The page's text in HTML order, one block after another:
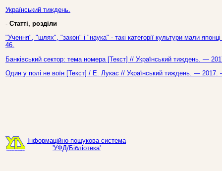
Український тиждень.
- Статті, розділи
"Учення", "шлях", "закон" і "наука" - такі категорії культури мали
46.
Банківський сектор: тема номера [Текст] // Український тиждень. —
Один у полі не воїн [Текст] / Е. Лукас // Український тиждень. —
Інформаційно-пошукова система
'УФД/Бібліотека'